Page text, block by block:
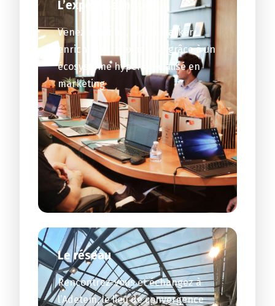
L’expertise métier
Venez réfléchir, benchmarker,
enrichir votre expertise grâce à un
écosystème hyperspécialisé en
marketing
Le réseau
Rencontrez-vous et échangez à
l’Adetem, le lieu de convergence